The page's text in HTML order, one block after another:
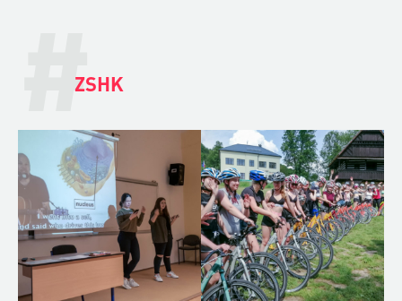
#
ZSHK